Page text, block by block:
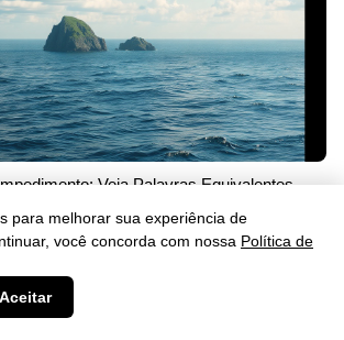
para melhorar sua experiência de
você concorda com nossa Política de
Aceitar
Veja Palavras Equivalentes
26/05/2026 às 23:46